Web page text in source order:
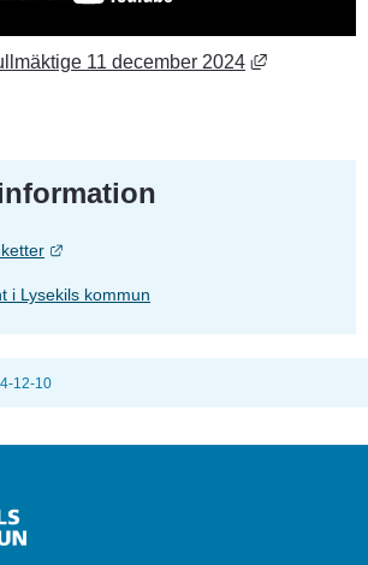
11 december 2024 Länk till
till annan webbplats, öppnas i nytt
Länk till annan webbplats.
i Lysekils kommun
12-10